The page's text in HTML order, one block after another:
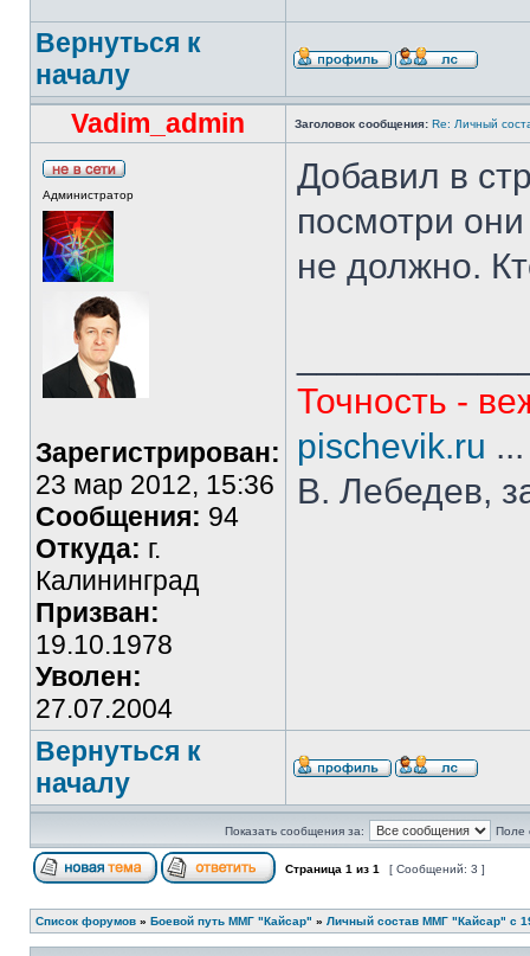
Вернуться к
началу
Vadim_admin
Заголовок сообщения: Re: Личный
Администратор
Зарегистрирован:
23 мар 2012, 15:36
Сообщения: 94
Откуда: г.
Калининград
Призван:
19.10.1978
Уволен:
27.07.2004
Добавил в
посмотри
не должно.
Точность -
pischevik.ru
В. Лебедев,
Вернуться к
началу
Показать сообщения за: Поле
Страница 1 из 1 [ Сообщений: 3 ]
Список форумов » Боевой путь ММГ "Кайсар" » Личный состав ММГ "Кайсар" с